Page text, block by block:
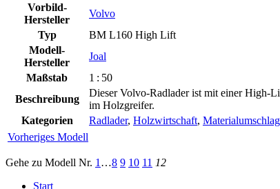
Vorbild-
Hersteller
Volvo
Typ
BM L160 High Lift
Modell-
Hersteller
Joal
Maßstab
1 : 50
Beschreibung
Dieser Volvo-Radlader ist mit einer High-
im Holzgreifer.
Kategorien
Radlader, Holzwirtschaft, Materialumschlag
Vorheriges Modell
Gehe zu Modell Nr. 1 …8 9 10 11 12
Start